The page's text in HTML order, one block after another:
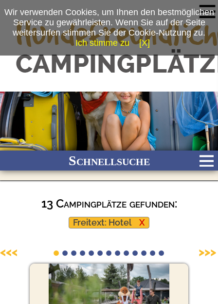
Schnellsuche
Fluss Meer Gebirge See
Wald/Wiesen
Ganzjährig geöffnet
Hundefreundliche Campingplätze
13 Campingplätze gefunden:
Freitext: Hotel X
<<< >>>
Wir verwenden Cookies, um Ihnen den bestmöglichen
Service zu gewährleisten. Wenn Sie auf der Seite
weitersurfen stimmen Sie der Cookie-Nutzung zu.
Ich stimme zu
[X]